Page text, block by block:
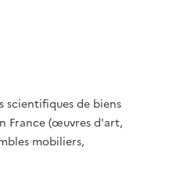
scientifiques de biens
France (œuvres d'art,
mobiliers,